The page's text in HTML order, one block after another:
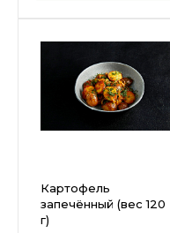
Картофель
запечённый (вес 120
г)